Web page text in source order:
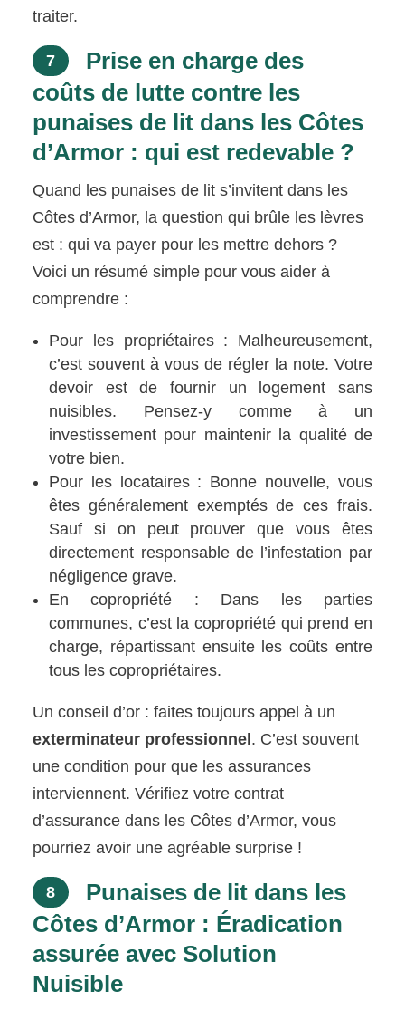
traiter.
7
Prise en charge des
coûts de lutte contre les
punaises de lit dans les Côtes
d’Armor : qui est redevable ?
Quand les punaises de lit s’invitent dans les
Côtes d’Armor, la question qui brûle les lèvres
est : qui va payer pour les mettre dehors ?
Voici un résumé simple pour vous aider à
comprendre :
Pour les propriétaires : Malheureusement,
c’est souvent à vous de régler la note. Votre
devoir est de fournir un logement sans
nuisibles. Pensez-y comme à un
investissement pour maintenir la qualité de
votre bien.
Pour les locataires : Bonne nouvelle, vous
êtes généralement exemptés de ces frais.
Sauf si on peut prouver que vous êtes
directement responsable de l’infestation par
négligence grave.
En copropriété : Dans les parties
communes, c’est la copropriété qui prend en
charge, répartissant ensuite les coûts entre
tous les copropriétaires.
Un conseil d’or : faites toujours appel à un
exterminateur professionnel . C’est souvent
une condition pour que les assurances
interviennent. Vérifiez votre contrat
d’assurance dans les Côtes d’Armor, vous
pourriez avoir une agréable surprise !
8
Punaises de lit dans les
Côtes d’Armor : Éradication
assurée avec Solution
Nuisible